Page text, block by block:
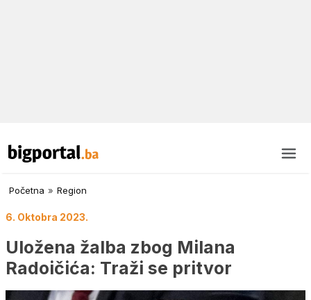
Početna » Region
6. Oktobra 2023.
Uložena žalba zbog Milana
Radoičića: Traži se pritvor